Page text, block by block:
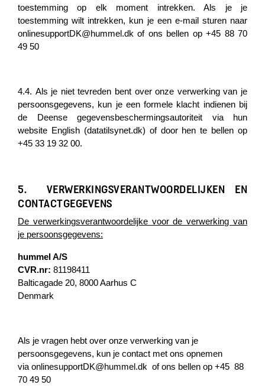
toestemming op elk moment intrekken. Als je je
toestemming wilt intrekken, kun je een e-mail sturen naar
onlinesupportDK@hummel.dk of ons bellen op +45 88 70
49 50
4.4. Als je niet tevreden bent over onze verwerking van je
persoonsgegevens, kun je een formele klacht indienen bij
de Deense gegevensbeschermingsautoriteit via hun
website English (datatilsynet.dk) of door hen te bellen op
+45 33 19 32 00.
5. VERWERKINGSVERANTWOORDELIJKEN EN
CONTACTGEGEVENS
De verwerkingsverantwoordelijke voor de verwerking van
je persoonsgegevens:
hummel A/S
CVR.nr: 81198411
Balticagade 20, 8000 Aarhus C
Denmark
Als je vragen hebt over onze verwerking van je
persoonsgegevens, kun je contact met ons opnemen
via onlinesupportDK@hummel.dk of ons bellen op +45 88
70 49 50